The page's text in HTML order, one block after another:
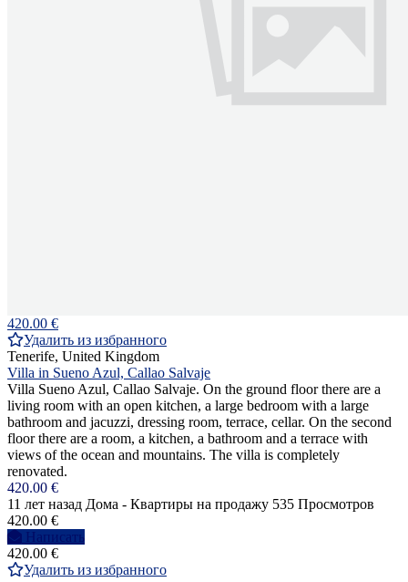
420.00 €
Удалить из избранного
Tenerife, United Kingdom
Villa in Sueno Azul, Callao Salvaje
Villa Sueno Azul, Callao Salvaje. On the ground floor there are a
living room with an open kitchen, a large bedroom with a large
bathroom and jacuzzi, dressing room, terrace, cellar. On the second
floor there are a room, a kitchen, a bathroom and a terrace with
views of the ocean and mountains. The villa is completely
renovated.
420.00 €
11 лет назад Дома - Квартиры на продажу 535 Просмотров
420.00 €
Написать
420.00 €
Удалить из избранного